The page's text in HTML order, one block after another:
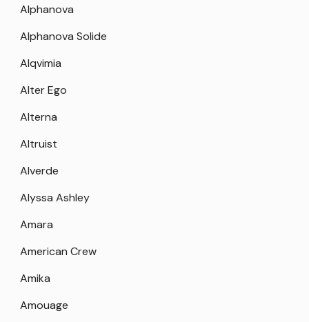
Alphanova
Alphanova Solide
Alqvimia
Alter Ego
Alterna
Altruist
Alverde
Alyssa Ashley
Amara
American Crew
Amika
Amouage